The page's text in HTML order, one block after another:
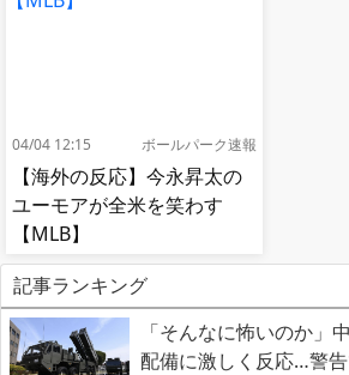
04/04 12:15 ボールパーク速報
【海外の反応】今永昇太の
ユーモアが全米を笑わす
【MLB】
記事ランキング
「そんなに怖いのか」
配備に激しく反応…警